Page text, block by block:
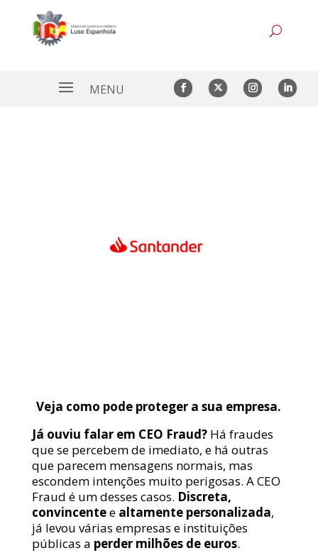
Veja como pode proteger a sua empresa.
Já ouviu falar em CEO Fraud?Há fraudes
que se percebem de imediato, e há outras
que parecem mensagens normais, mas
escondem intenções muito perigosas. A CEO
Fraud é um desses casos. Discreta,
convincentee altamente personalizada,
já levou várias empresas e instituições
públicas a perder milhões de euros.